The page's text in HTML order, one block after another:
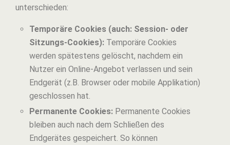
unterschieden:
Temporäre Cookies (auch: Session- oder
Sitzungs-Cookies):Temporäre Cookies
werden spätestens gelöscht, nachdem ein
Nutzer ein Online-Angebot verlassen und sein
Endgerät (z.B. Browser oder mobile Applikation)
geschlossen hat.
Permanente Cookies:Permanente Cookies
bleiben auch nach dem Schließen des
Endgerätes gespeichert. So können